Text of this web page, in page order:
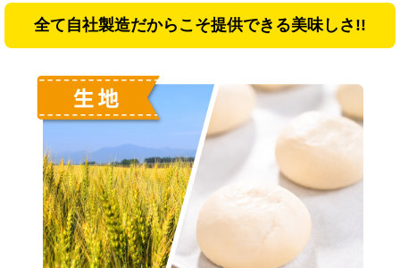
全て自社製造だからこそ提供できる美味しさ!!